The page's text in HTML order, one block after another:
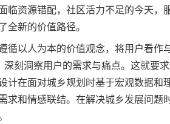
临资源错配，社区活力不足的今天
全新的价值路径。
循以人为本的价值观念，将用户看
深刻洞察用户的需求与痛点。这就要
计在面对城乡规划时基于宏观数据
求和情感联结。在解决城乡发展问